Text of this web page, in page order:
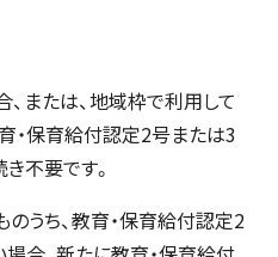
または、地域枠で利用して
・保育給付認定2号または3
不要です。
うち、教育・保育給付認定2